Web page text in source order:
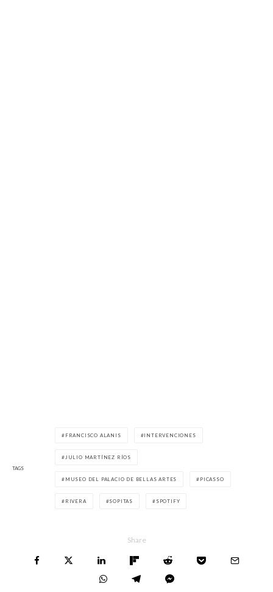
TAGS
FRANCISCO ALANIS INTERVENCIONES
JULIO MARTÍNEZ RÍOS
MUSEO DEL PALACIO DE BELLAS ARTES PICASSO
RIVERA SOPITAS SPOTIFY
Share